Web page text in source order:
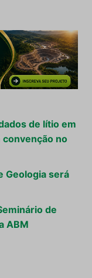
de lítio em
convenção no
Geologia será
de
ABM